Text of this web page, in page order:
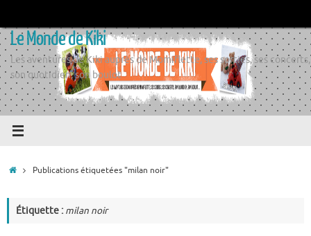
contenu
Le Monde de Kiki
Les aventures de Kiki auprès de Momiflette, ses sorties, ses concerts,
son quotidien, son boulot
AccueilPublications étiquetées "milan noir"
Étiquette : milan noir